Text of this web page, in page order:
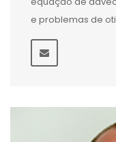
e problemas de